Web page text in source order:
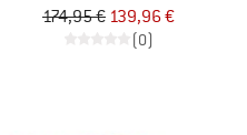
174,95 € 139,96 €
(0)